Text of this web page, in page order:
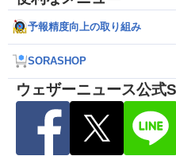
予報精度向上の取り組み
SORASHOP
ウェザーニュース公式